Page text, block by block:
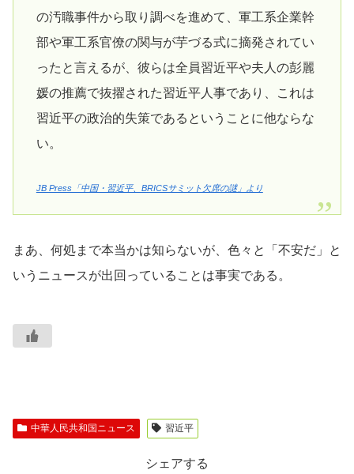
の汚職事件から取り調べを進めて、軍工系企業幹
部や軍工系官僚の関与が芋づる式に摘発されてい
ったと言えるが、彼らは全員習近平や夫人の彭麗
媛の推薦で抜擢された習近平人事であり、これは
習近平の政治的失策であるということに他ならな
い。
JB Press「中国・習近平、BRICSサミット欠席の謎」より
まあ、何処まで本当かは知らないが、色々と「不安だ」と
いうニュースが出回っていることは事実である。
中華人民共和国ニュース 習近平
シェアする